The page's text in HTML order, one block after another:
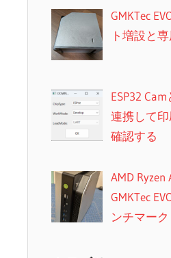
GMKTec
ト増設と
ESP32
連携して
確認する
AMD Ryzen
GMKTec
ンチマーク